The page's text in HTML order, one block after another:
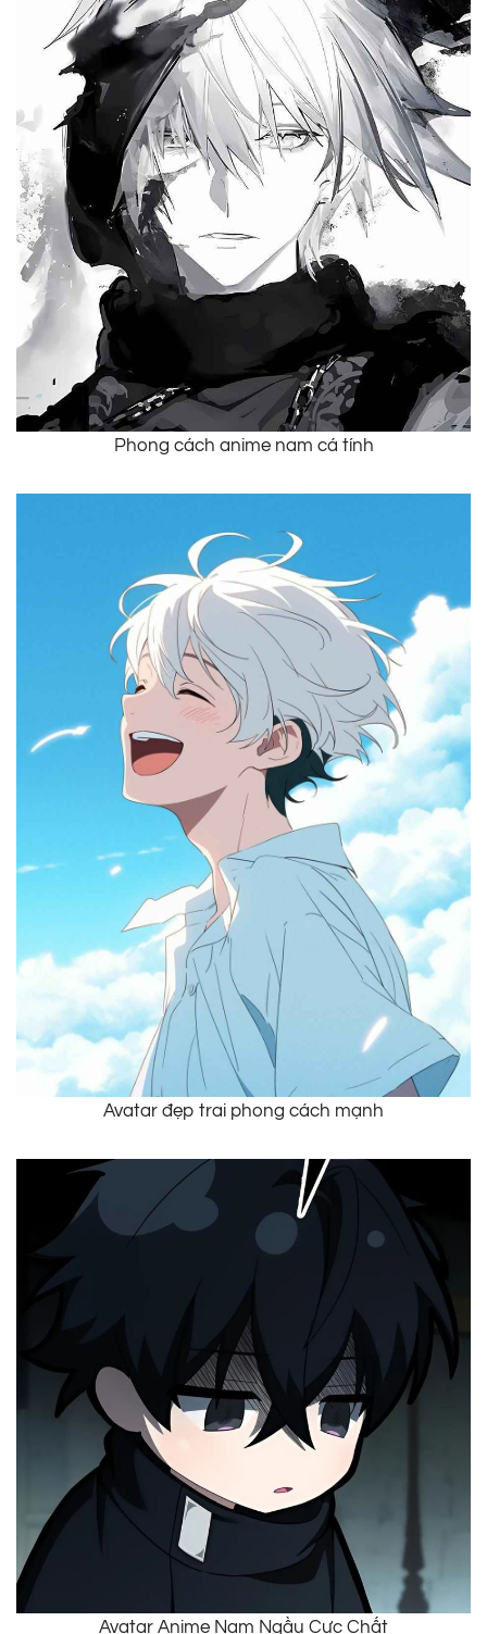
Phong cách anime nam cá tính
Avatar đẹp trai phong cách mạnh
Avatar Anime Nam Ngầu Cực Chất